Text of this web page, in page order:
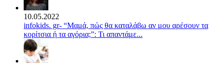
10.05.2022
infokids. gr- “Μαμά, πώς θα καταλάβω αν μου αρέσουν τα
κορίτσια ή τα αγόρια;”: Τι απαντάμε...